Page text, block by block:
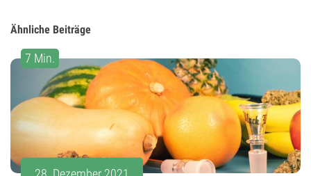
Ähnliche Beiträge
7 Min.